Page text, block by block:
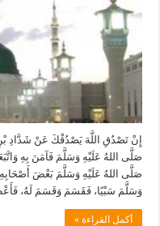
إِنْ تَصْدُقِ اللَّهَ يَصْدُقْكَ عَنْ شَدَّادِ بْنِ
صَلَّى اللهُ عَلَيْهِ وَسَلَّمَ فَآمَنَ بِهِ
صَلَّى اللهُ عَلَيْهِ وَسَلَّمَ بَعْضَ
وَسَلَّمَ سَبْيًا، فَقَسَمَ وَقَسَمَ لَهُ،
أكمل القراءة »